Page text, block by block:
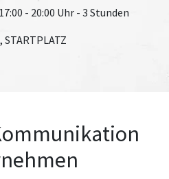
- 20:00 Uhr - 3 Stunden
STARTPLATZ